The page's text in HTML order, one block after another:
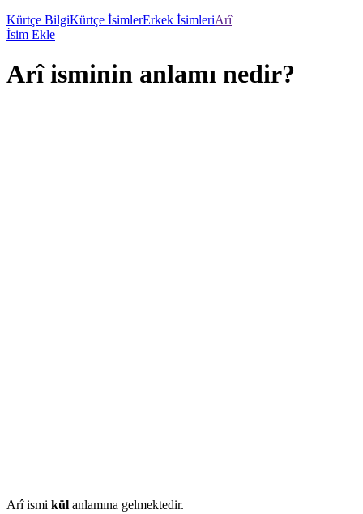
Kürtçe BilgiKürtçe İsimlerErkek İsimleriArî
İsim Ekle
Arî isminin anlamı nedir?
Arî ismi kül anlamına gelmektedir.